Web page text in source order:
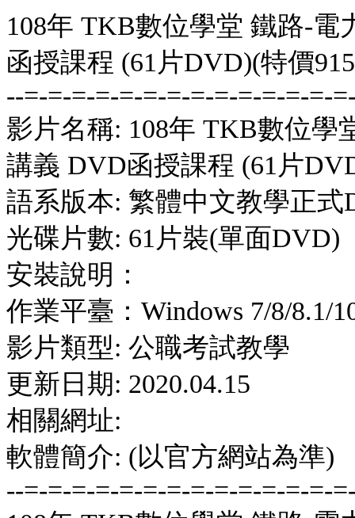
108年 TKB數位學堂 鐵路-
函授課程 (61片DVD)(特價
--=-=-=-=-=-=-=-=-=-=-=-=-=-
影片名稱: 108年 TKB數位學
講義 DVD函授課程 (61片
語系版本: 繁體中文教學正式
光碟片數: 61片裝(單面DVD)
安裝說明：
作業平臺：Windows 7/8/8.1/
影片類型: 公職考試教學
更新日期: 2020.04.15
相關網址:
軟體簡介: (以官方網站為準)
--=-=-=-=-=-=-=-=-=-=-=-=-=-